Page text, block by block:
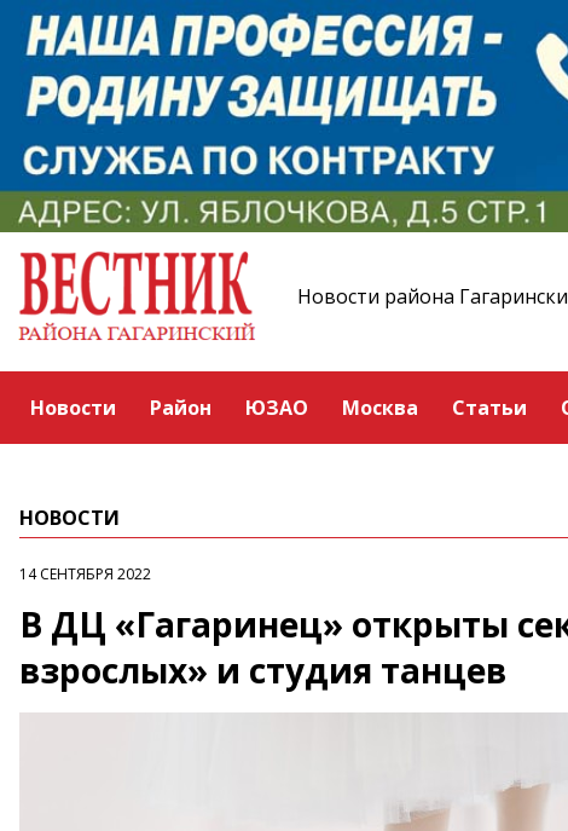
Новости района
Новости Район ЮЗАО Москва Статьи
НОВОСТИ
14 СЕНТЯБРЯ 2022
В ДЦ «Гагаринец» открыты
взрослых» и студия танцев